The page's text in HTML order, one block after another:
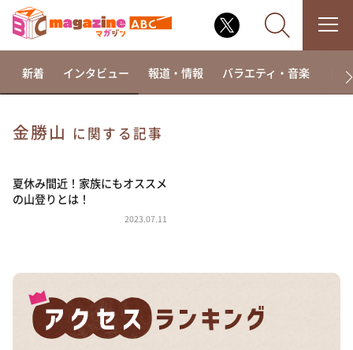
相席食堂
これ余談なんですけど・・・
探偵！ナイトスクープ
news おかえり
河合＆A.B.C-Z塚田×福井アナ「なんでやねん！？」
（news おかえり）
新着 インタビュー 報道・情報 バラエティ・音楽 ド
金勝山 に関する記事
夏休み間近！家族にもオススメ
の山登りとは！
2023.07.11